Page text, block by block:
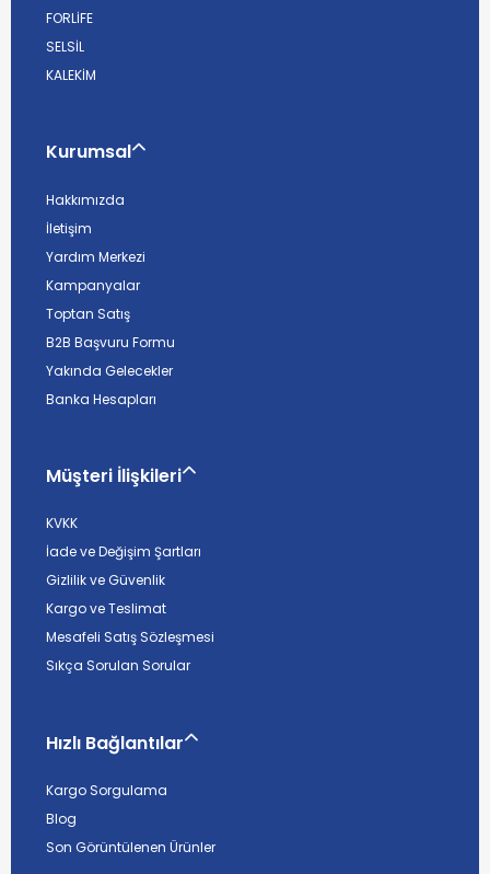
FORLİFE
SELSİL
KALEKİM
Kurumsal
Hakkımızda
İletişim
Yardım Merkezi
Kampanyalar
Toptan Satış
B2B Başvuru Formu
Yakında Gelecekler
Banka Hesapları
Müşteri İlişkileri
KVKK
İade ve Değişim Şartları
Gizlilik ve Güvenlik
Kargo ve Teslimat
Mesafeli Satış Sözleşmesi
Sıkça Sorulan Sorular
Hızlı Bağlantılar
Kargo Sorgulama
Blog
Son Görüntülenen Ürünler